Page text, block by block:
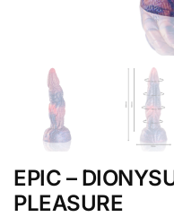
EPIC –
PLEASURE